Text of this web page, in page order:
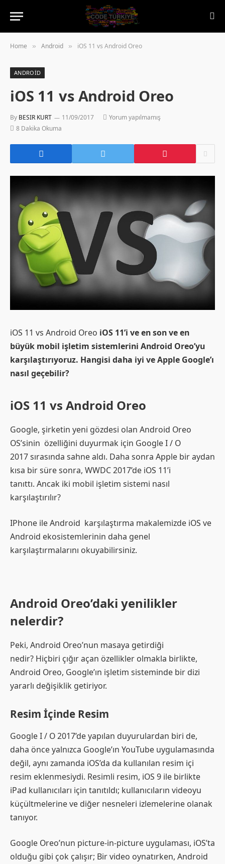
Home » Android » iOS 11 vs Android Oreo
ANDROID
iOS 11 vs Android Oreo
By BESIR KURT 11/09/2017
Yorum yapılmamış
8 Dakika Okuma
iOS 11 vs Android Oreo iOS 11’i ve en son ve en
büyük mobil işletim sistemlerini Android Oreo’yu
karşılaştırıyoruz. Hangisi daha iyi ve Apple Google’ı
nasıl geçebilir?
iOS 11 vs Android Oreo
Google, şirketin yeni gözdesi olan Android Oreo
OS’sinin özelliğini duyurmak için Google I / O
2017 sırasında sahne aldı. Daha sonra Apple bir aydan
kısa bir süre sonra, WWDC 2017’de iOS 11’i
tanıttı. Ancak iki mobil işletim sistemi nasıl
karşılaştırılır?
IPhone ile Android karşılaştırma makalemizde iOS ve
Android ekosistemlerinin daha genel
karşılaştırmalarını okuyabilirsiniz.
Android Oreo’daki yenilikler
nelerdir?
Peki, Android Oreo’nun masaya getirdiği
nedir? Hiçbiri çığır açan özellikler olmakla birlikte,
Android Oreo, Google’ın işletim sisteminde bir dizi
yararlı değişiklik getiriyor.
Resim İçinde Resim
Google I / O 2017’de yapılan duyurulardan biri de,
daha önce yalnızca Google’ın YouTube uygulamasında
değil, aynı zamanda iOS’da da kullanılan resim içi
resim eklenmesiydi. Resimli resim, iOS 9 ile birlikte
iPad kullanıcıları için tanıtıldı; kullanıcıların videoyu
küçültmelerine ve diğer nesneleri izlemelerine olanak
tanıyor.
Google Oreo’nun picture-in-picture uygulaması, iOS’ta
olduğu gibi çok çalışır; Bir video oynatırken, Android